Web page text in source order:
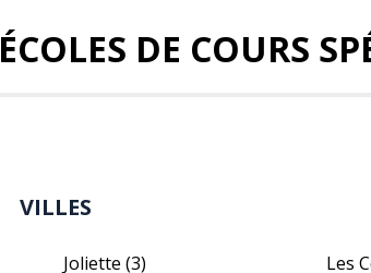
ÉCOLES DE COURS
VILLES
Joliette (3)
Les